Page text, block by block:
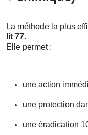
La méthode la plus
lit 77.
Elle permet :
une action
une protection
une éradication